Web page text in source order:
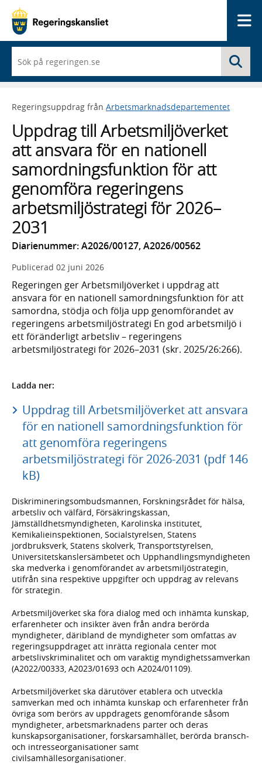
du
börjar
skriva
framträder
lista
med
sökförslag
Regeringsuppdrag från Arbetsmarknadsdepartementet
Uppdrag till Arbetsmiljöverket
att ansvara för en nationell
samordningsfunktion för att
genomföra regeringens
arbetsmiljöstrategi för 2026–
2031
Diarienummer: A2026/00127, A2026/00562
Publicerad 02 juni 2026
Regeringen ger Arbetsmiljöverket i uppdrag att
ansvara för en nationell samordningsfunktion för att
samordna, stödja och följa upp genomförandet av
regeringens arbetsmiljöstrategi En god arbetsmiljö i
ett föränderligt arbetsliv – regeringens
arbetsmiljöstrategi för 2026–2031 (skr. 2025/26:266).
Ladda ner:
Uppdrag till Arbetsmiljöverket att ansvara
för en nationell samordningsfunktion för
att genomföra regeringens
arbetsmiljöstrategi för 2026-2031 (pdf 146
kB)
Diskrimineringsombudsmannen, Forskningsrådet för hälsa,
arbetsliv och välfärd, Försäkringskassan,
Jämställdhetsmyndigheten, Karolinska institutet,
Kemikalieinspektionen, Socialstyrelsen, Statens
jordbruksverk, Statens skolverk, Transportstyrelsen,
Universitetskanslersämbetet och Upphandlingsmyndigheten
ska medverka i genomförandet av arbetsmiljöstrategin,
utifrån sina respektive uppgifter och uppdrag av relevans
för strategin.
Arbetsmiljöverket ska föra dialog med och inhämta kunskap,
erfarenheter och insikter även från andra berörda
myndigheter, däribland de myndigheter som omfattas av
regeringsuppdraget att inrätta regionala center mot
arbetslivskriminalitet och om varaktig myndighetssamverkan
(A2022/00333, A2023/01693 och A2024/01109).
Arbetsmiljöverket ska därutöver etablera och utveckla
samverkan med och inhämta kunskap och erfarenheter från
övriga som berörs av uppdragets genomförande såsom
myndigheter, arbetsmarknadens parter och deras
kunskapsorganisationer, forskarsamhället, berörda bransch-
och intresseorganisationer samt
civilsamhällesorganisationer.